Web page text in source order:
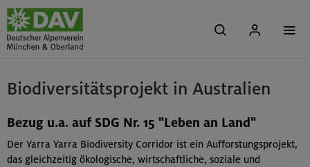
Biodiversitätsprojekt in Australien
Bezug u.a. auf SDG Nr. 15 "Leben an Land"
Der Yarra Yarra Biodiversity Corridor ist ein Aufforstungsprojekt,
das gleichzeitig ökologische, wirtschaftliche, soziale und